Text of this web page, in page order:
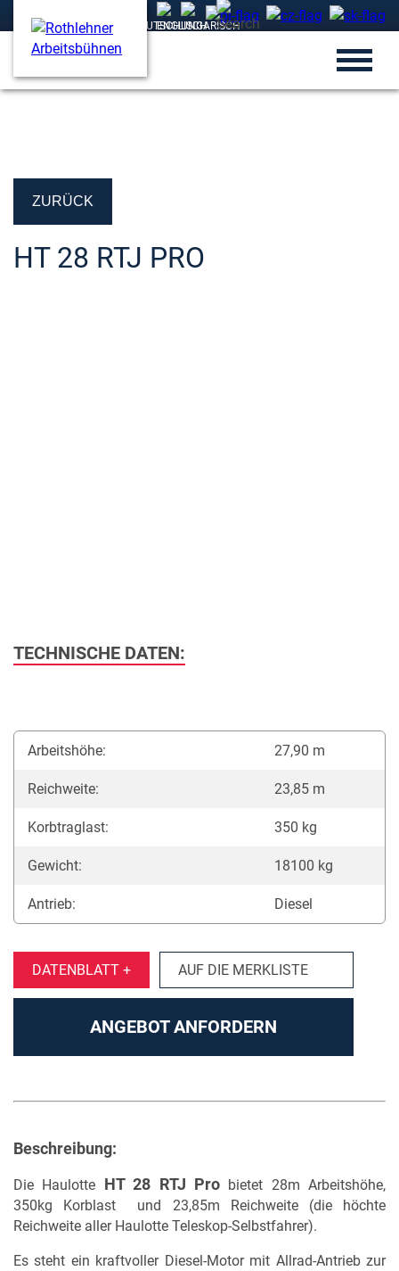
ZURÜCK
HT 28 RTJ PRO
TECHNISCHE DATEN:
Arbeitshöhe: 27,90 m
Reichweite: 23,85 m
Korbtraglast: 350 kg
Gewicht: 18100 kg
Antrieb: Diesel
DATENBLATT + AUF DIE MERKLISTE
ANGEBOT ANFORDERN
Beschreibung:
Die Haulotte HT 28 RTJ Pro bietet 28m Arbeitshöhe,
350kg Korblast und 23,85m Reichweite (die höchte
Reichweite aller Haulotte Teleskop-Selbstfahrer).
Es steht ein kraftvoller Diesel-Motor mit Allrad-Antrieb zur